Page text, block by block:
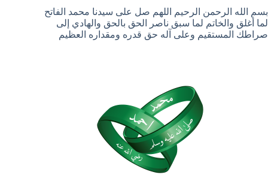
التجاوز
إلى
المحتوى
بسم الله الرحمن الرحيم اللهم صل على سيدنا محمد الفاتح
لما أغلق والخاتم لما سبق ناصر الحق بالحق والهادي إلى
صراطك المستقيم وعلى آله حق قدره ومقداره العظيم